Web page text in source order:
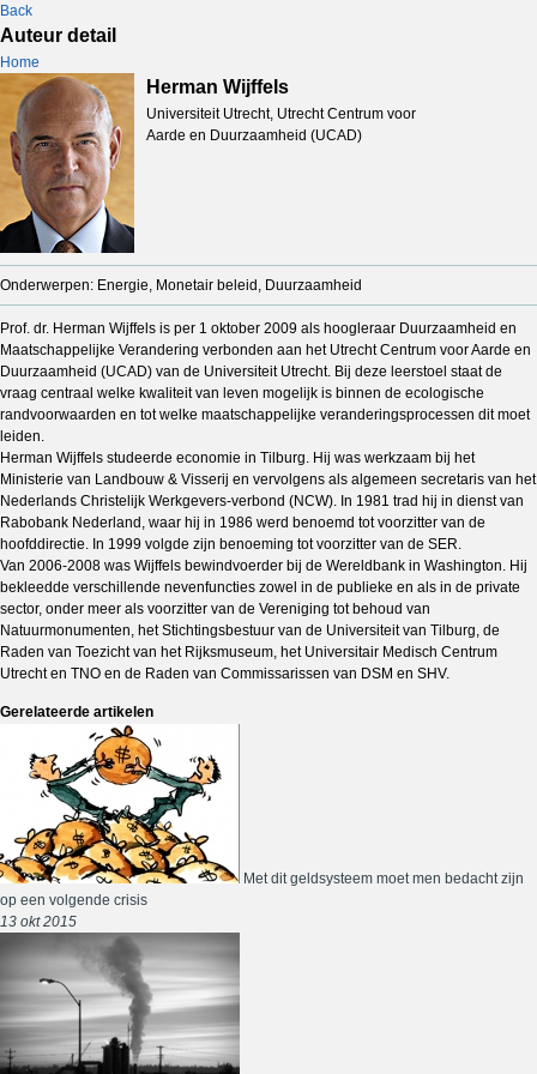
Back
Auteur detail
Home
Herman Wijffels
Universiteit Utrecht, Utrecht Centrum voor
Aarde en Duurzaamheid (UCAD)
Onderwerpen: Energie, Monetair beleid, Duurzaamheid
Prof. dr. Herman Wijffels is per 1 oktober 2009 als hoogleraar Duurzaamheid en
Maatschappelijke Verandering verbonden aan het Utrecht Centrum voor Aarde en
Duurzaamheid (UCAD) van de Universiteit Utrecht. Bij deze leerstoel staat de
vraag centraal welke kwaliteit van leven mogelijk is binnen de ecologische
randvoorwaarden en tot welke maatschappelijke veranderingsprocessen dit moet
leiden.
Herman Wijffels studeerde economie in Tilburg. Hij was werkzaam bij het
Ministerie van Landbouw & Visserij en vervolgens als algemeen secretaris van het
Nederlands Christelijk Werkgevers-verbond (NCW). In 1981 trad hij in dienst van
Rabobank Nederland, waar hij in 1986 werd benoemd tot voorzitter van de
hoofddirectie. In 1999 volgde zijn benoeming tot voorzitter van de SER.
Van 2006-2008 was Wijffels bewindvoerder bij de Wereldbank in Washington. Hij
bekleedde verschillende nevenfuncties zowel in de publieke en als in de private
sector, onder meer als voorzitter van de Vereniging tot behoud van
Natuurmonumenten, het Stichtingsbestuur van de Universiteit van Tilburg, de
Raden van Toezicht van het Rijksmuseum, het Universitair Medisch Centrum
Utrecht en TNO en de Raden van Commissarissen van DSM en SHV.
Gerelateerde artikelen
Met dit geldsysteem moet men bedacht zijn
op een volgende crisis
13 okt 2015